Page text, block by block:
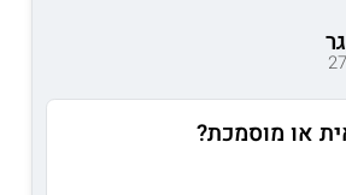
או מוסמכת?